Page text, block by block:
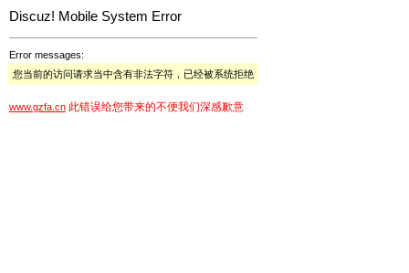
Discuz! Mobile System Error
Error messages:
您当前的访问请求当中含有非法字符，已经被系统拒绝
www.gzfa.cn 此错误给您带来的不便我们深感歉意